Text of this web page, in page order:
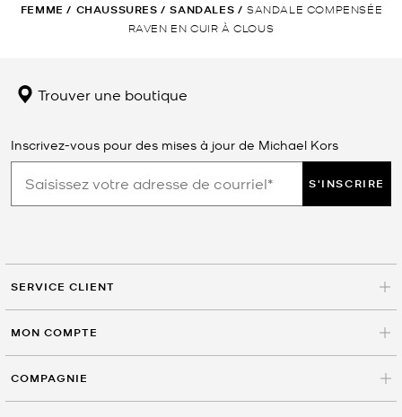
FEMME / CHAUSSURES / SANDALES / SANDALE COMPENSÉE
RAVEN EN CUIR À CLOUS
Trouver une boutique
Inscrivez-vous pour des mises à jour de Michael Kors
S'INSCRIRE
SERVICE CLIENT
MON COMPTE
COMPAGNIE